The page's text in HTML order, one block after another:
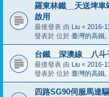
羅東林鐵__天送埤車
啟用
最後發表 由 Liu « 2016-
發表於 位於 臺灣的高鐵
台鐵__深澳線__八
最後發表 由 Liu « 2016-
發表於 位於 臺灣的高鐵
四路SG90伺服馬達